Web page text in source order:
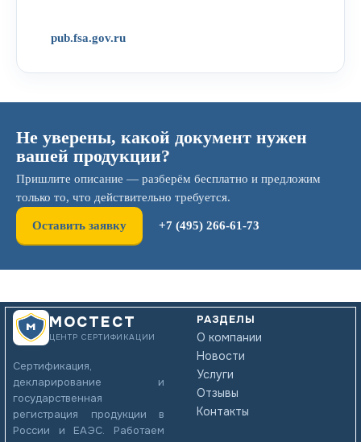
pub.fsa.gov.ru
Не уверены, какой документ нужен
вашей продукции?
Пришлите описание — разберём бесплатно и предложим
только то, что действительно требуется.
Оставить заявку +7 (495) 266-61-73
МОСТЕСТ
ЦЕНТР СЕРТИФИКАЦИИ
Сертификация,
декларирование и
государственная
регистрация продукции в
России и ЕАЭС. Работаем
РАЗДЕЛЫ
О компании
Новости
Услуги
Отзывы
Контакты